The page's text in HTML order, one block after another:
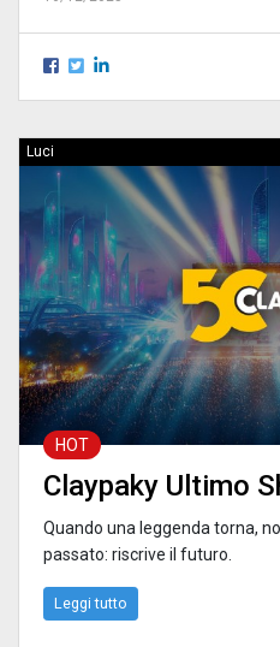
Luci
HOT
Claypaky Ultimo
Quando una leggenda torna,
passato: riscrive il futuro.
Leggi tutto